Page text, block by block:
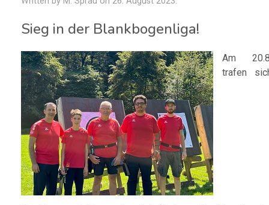
Sieg in der Blankbogenliga!
Am
trafen